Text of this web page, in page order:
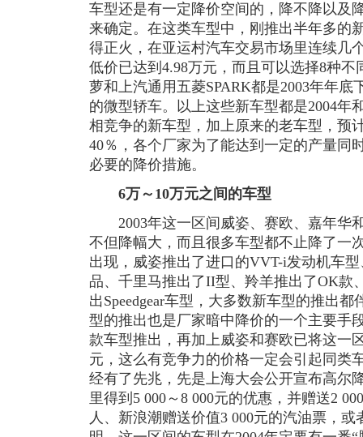
车型还是有一定降价空间的，降不降以及
来确定。在这类车型中，刚推出半年多的
得正火，在亚运村汽车交易市场里连续几
低价已达到4.98万元，而且可以选择8种
萝和上汽通用五菱SPARK都是2003年年
的微型轿车。以上这些新车型都是2004年
相竞争的新车型，加上原来的老车型，预
40％，各个厂家为了能达到一定的产量同
必要的降价措施。
6万～10万元之间的车型
2003年这一区间威姿、赛欧、嘉年华
不但降幅大，而且很多车型都不止降了一
出现，威姿推出了进口的VVT-i发动机车
品、千里马推出了II型、羚羊推出了OK款
出Speedgear车型，大多数新车型的推出
型的推出也是厂家暗中降价的一个主要手
款车型推出，再加上威姿和赛欧已将这一
元，这么有竞争力的价格一定会引起同类
经有了先兆，先是上海大会公开宣布高尔
里得到5 000～8 000元的优惠，并赠送2
人、新浪潮赠送价值3 000元的汽油票，